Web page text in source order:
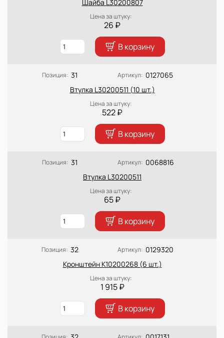
Шайба L30200807
Цена за штуку:
26 ₽
В корзину
Позиция: 31 Артикул: 0127065
Втулка L30200511 (10 шт.)
Цена за штуку:
522 ₽
В корзину
Позиция: 31 Артикул: 0068816
Втулка L30200511
Цена за штуку:
65 ₽
В корзину
Позиция: 32 Артикул: 0129320
Кронштейн K10200268 (6 шт.)
Цена за штуку:
1 915 ₽
В корзину